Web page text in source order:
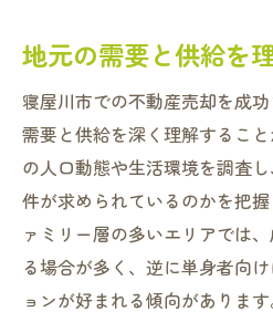
不動産売却の法律と
よくあるトラブルと
売却プロセスで注意
成功する売却のため
知っておくべき税金
安心して進める不動産売
売却プロセスの全体
地元の需要と供給を
寝屋川市での不動産売却を成
需要と供給を深く理解するこ
の人口動態や生活環境を調査
件が求められているのかを把
ァミリー層の多いエリアでは
る場合が多く、逆に単身者向
ョンが好まれる傾向がありま